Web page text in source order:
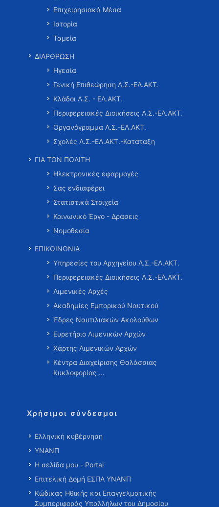
Επιχειρησιακά Μέσα
Ιστορία
Ταμεία
ΔΙΑΡΘΡΩΣΗ
Ηγεσία
Γενική Επιθεώρηση Λ.Σ.-ΕΛ.ΑΚΤ.
Κλάδοι Λ.Σ. - ΕΛ.ΑΚΤ.
Περιφερειακές Διοικήσεις Λ.Σ.-ΕΛ.ΑΚΤ.
Οργανόγραμμα Λ.Σ.-ΕΛ.ΑΚΤ.
Σχολές Λ.Σ.-ΕΛ.ΑΚΤ.-Κατάταξη
ΓΙΑ ΤΟΝ ΠΟΛΙΤΗ
Ηλεκτρονικές εφαρμογές
Σας ενδιαφέρει
Στατιστικά Στοιχεία
Κοινωνικό Έργο - Δράσεις
Νομοθεσία
ΕΠΙΚΟΙΝΩΝΙΑ
Υπηρεσίες του Αρχηγείου Λ.Σ.-ΕΛ.ΑΚΤ.
Περιφερειακές Διοικήσεις Λ.Σ.-ΕΛ.ΑΚΤ.
Λιμενικές Αρχές
Ακαδημίες Εμπορικού Ναυτικού
Έδρες Ναυτιλιακών Ακολούθων
Ευρετήριο Λιμενικών Αρχών
Χάρτης Λιμενικών Αρχών
Κέντρα Διαχείρισης Θαλάσσιας
Κυκλοφορίας …
Χρήσιμοι σύνδεσμοι
Ελληνική κυβέρνηση
ΥΝΑΝΠ
Η σελίδα μου - Portal
Επιτελική Δομή ΕΣΠΑ ΥΝΑΝΠ
Κώδικας Ηθικής και Επαγγελματικής
Συμπεριφοράς Υπαλλήλων του Δημοσίου